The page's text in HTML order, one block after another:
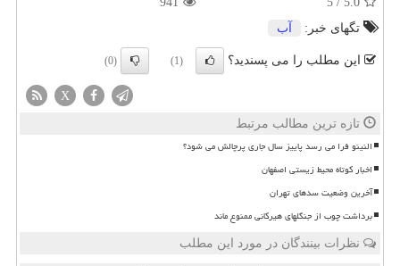
تگهای خبر:
آب
این مطلب را می پسندید؟ (1)
(0)
X
تازه ترین مطالب مرتبط
النینو فرا می رسد پاییز سال جاری پرچالش می شود؟
اخبار کوتاه محیط زیستی اصفهان
آخرین وضعیت سدهای تهران
برداشت چوب از جنگلهای هیرکانی ممنوع ماند
نظرات بینندگان در مورد این مطلب